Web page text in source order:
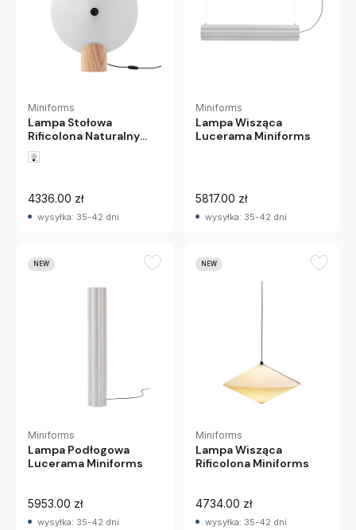
Miniforms
Lampa Stołowa
Rificolona Naturalny
Jesion Miniforms
4336.00 zł
wysyłka: 35-42 dni
Miniforms
Lampa Wisząca
Lucerama Miniforms
5817.00 zł
wysyłka: 35-42 dni
NEW
Miniforms
Lampa Podłogowa
Lucerama Miniforms
5953.00 zł
wysyłka: 35-42 dni
NEW
Miniforms
Lampa Wisząca
Rificolona Miniforms
4734.00 zł
wysyłka: 35-42 dni